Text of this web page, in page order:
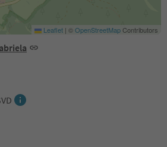
Leaflet | ©OpenStreetMapContributors